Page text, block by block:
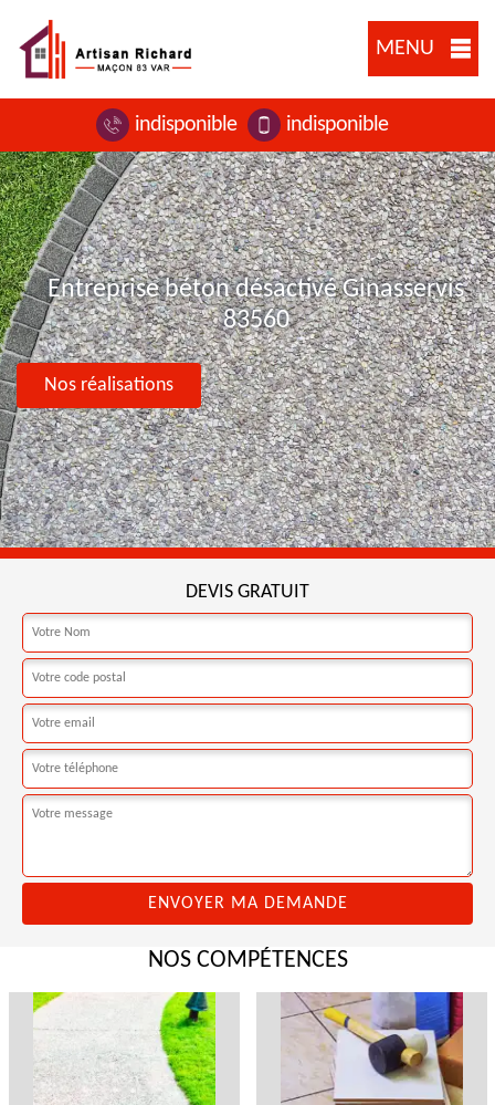
MENU
indisponible indisponible
Entreprise béton désactivé Ginasservis
83560
Nos réalisations
DEVIS GRATUIT
NOS COMPÉTENCES